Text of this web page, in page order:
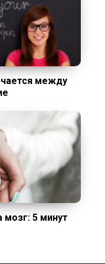
между
мозг: 5 минут